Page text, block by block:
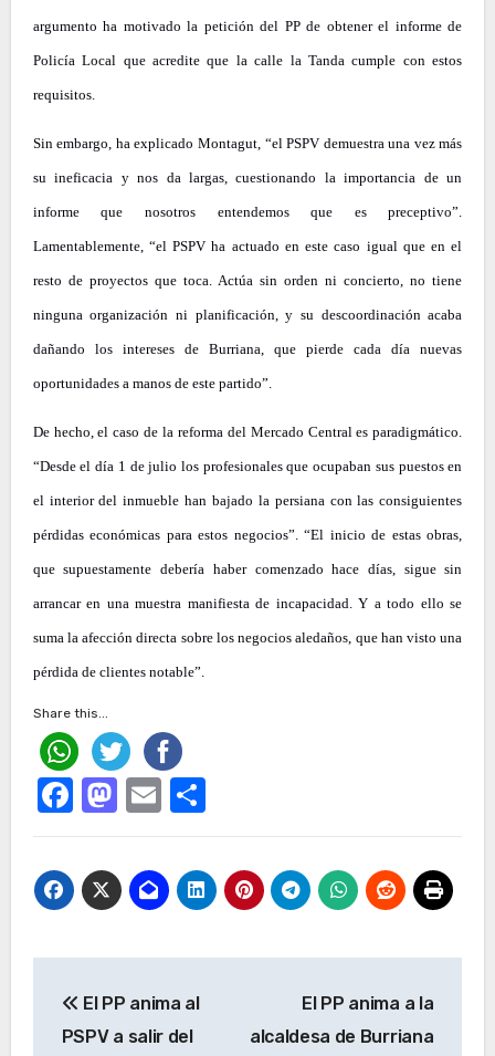
argumento ha motivado la petición del PP de obtener el informe de
Policía Local que acredite que la calle la Tanda cumple con estos
requisitos.
Sin embargo, ha explicado Montagut, “el PSPV demuestra una vez más
su ineficacia y nos da largas, cuestionando la importancia de un
informe que nosotros entendemos que es preceptivo”.
Lamentablemente, “el PSPV ha actuado en este caso igual que en el
resto de proyectos que toca. Actúa sin orden ni concierto, no tiene
ninguna organización ni planificación, y su descoordinación acaba
dañando los intereses de Burriana, que pierde cada día nuevas
oportunidades a manos de este partido”.
De hecho, el caso de la reforma del Mercado Central es paradigmático.
“Desde el día 1 de julio los profesionales que ocupaban sus puestos en
el interior del inmueble han bajado la persiana con las consiguientes
pérdidas económicas para estos negocios”. “El inicio de estas obras,
que supuestamente debería haber comenzado hace días, sigue sin
arrancar en una muestra manifiesta de incapacidad. Y a todo ello se
suma la afección directa sobre los negocios aledaños, que han visto una
pérdida de clientes notable”.
Share this...
Facebook
Mastodon
EmailCompartir
de
El PP anima al
PSPV a salir del
El PP anima a la
alcaldesa de Burriana